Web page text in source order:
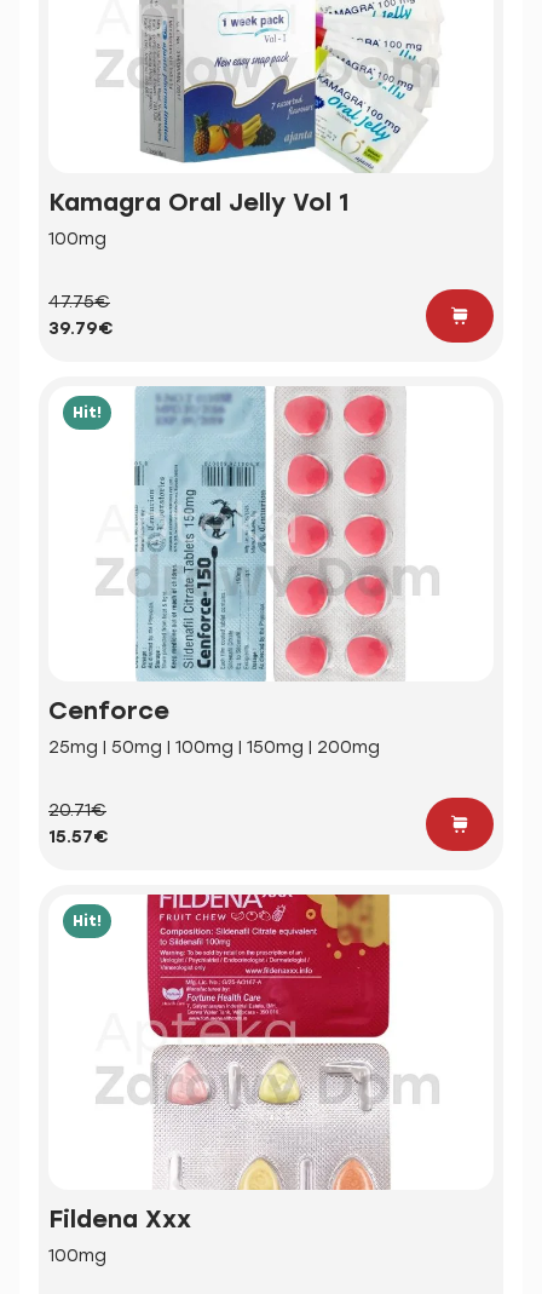
Kamagra Oral Jelly Vol 1
100mg
47.75€
39.79€
Hit!
Cenforce
25mg | 50mg | 100mg | 150mg | 200mg
20.71€
15.57€
Hit!
Fildena Xxx
100mg